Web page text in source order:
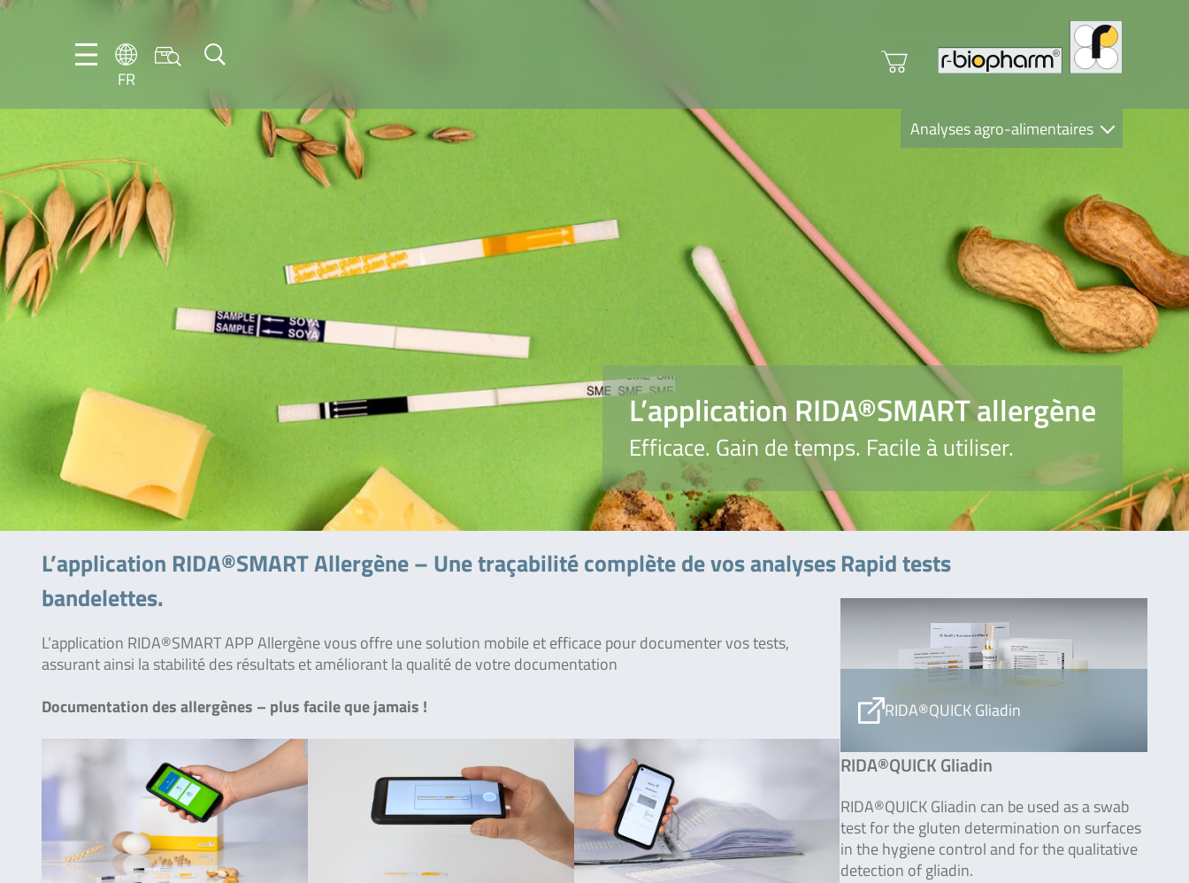
FR
DE
ES
FR
IT
Analyses agro-alimentaires
Nutrition Care
L’application RIDA®SMART allergène
Efficace. Gain de temps. Facile à utiliser.
L’application RIDA®SMART Allergène – Une traçabilité complète de vos analyses
bandelettes.
L’application RIDA®SMART APP Allergène vous offre une solution mobile et efficace pour documenter vos tests,
assurant ainsi la stabilité des résultats et améliorant la qualité de votre documentation
Documentation des allergènes – plus facile que jamais !
Rapid tests
RIDA®QUICK Gliadin
RIDA®QUICK Gliadin
RIDA®QUICK Gliadin can be used as a swab
test for the gluten determination on surfaces
in the hygiene control and for the qualitative
detection of gliadin.